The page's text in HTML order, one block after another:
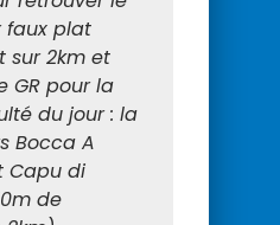
faux plat
sur 2km et
GR pour la
du jour : la
Bocca A
Capu di
de